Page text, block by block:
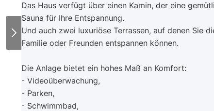
Das Haus verfügt über einen Kamin, der eine
Sauna für Ihre Entspannung.
Und auch zwei luxuriöse Terrassen, auf denen Sie
Familie oder Freunden entspannen können.
Die Anlage bietet ein hohes Maß an Komfort:
- Videoüberwachung,
- Parken,
- Schwimmbad,